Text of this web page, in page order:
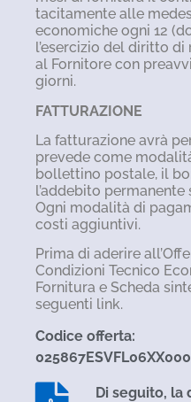
tacitamente alle
economiche ogni 12
l’esercizio del diritto
al Fornitore con
giorni.
FATTURAZIONE
La fatturazione avrà
prevede come
bollettino postale, il
l’addebito
Ogni modalità di
costi aggiuntivi.
Prima di aderire
Condizioni Tecnico
Fornitura e Scheda
seguenti link.
Codice offerta:
Di seguito, la